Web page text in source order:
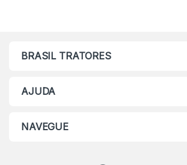
BRASIL TRATORES
AJUDA
NAVEGUE